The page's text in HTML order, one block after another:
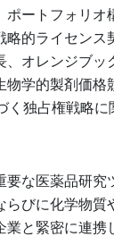
ートフォリオ
略的ライセンス
、オレンジブッ
物学的製剤価格
く独占権戦略
要な医薬品研究
らびに化学物質
と緊密に連携